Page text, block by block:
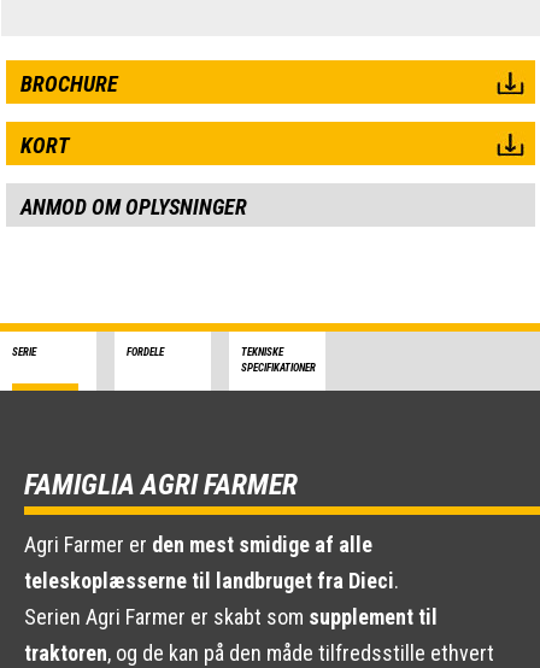
BROCHURE
KORT
ANMOD OM OPLYSNINGER
SERIE FORDELE
TEKNISKE
SPECIFIKATIONER
FAMIGLIA AGRI FARMER
Agri Farmer er den mest smidige af alle
teleskoplæsserne til landbruget fra Dieci.
Serien Agri Farmer er skabt som supplement til
traktoren, og de kan på den måde tilfredsstille ethvert